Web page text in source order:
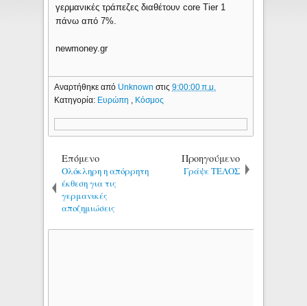
γερμανικές τράπεζες διαθέτουν core Tier 1
πάνω από 7%.
newmoney.gr
Αναρτήθηκε από Unknownστις9:00:00 π.μ.
Κατηγορία: Ευρώπη Κόσμος
Επόμενο
Ολόκληρη η απόρρητη
έκθεση για τις
γερμανικές
αποζημιώσεις
Προηγούμενο
Γράψε ΤΕΛΟΣ